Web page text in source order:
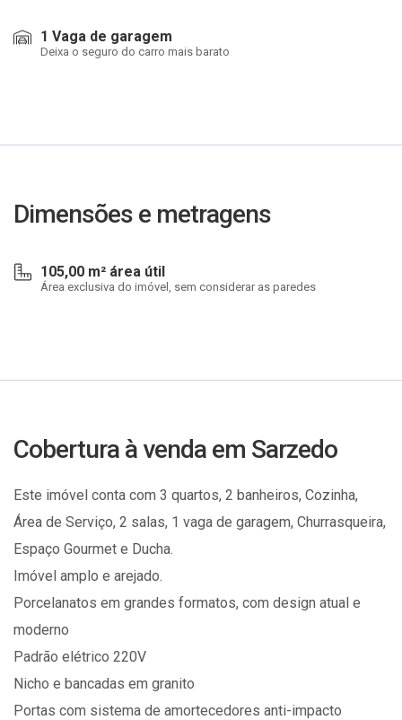
1 Vaga de garagem
Deixa o seguro do carro mais barato
Dimensões e metragens
105,00 m² área útil
Área exclusiva do imóvel, sem considerar as paredes
Cobertura à venda em Sarzedo
Este imóvel conta com 3 quartos, 2 banheiros, Cozinha,
Área de Serviço, 2 salas, 1 vaga de garagem, Churrasqueira,
Espaço Gourmet e Ducha.
Imóvel amplo e arejado.
Porcelanatos em grandes formatos, com design atual e
moderno
Padrão elétrico 220V
Nicho e bancadas em granito
Portas com sistema de amortecedores anti-impacto